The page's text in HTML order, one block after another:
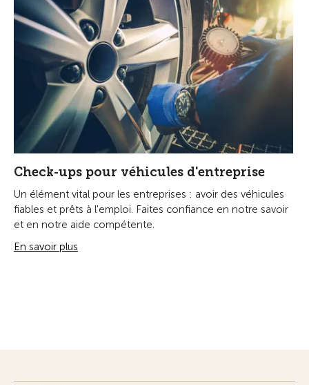
Check-ups pour véhicules d'entreprise
Un élément vital pour les entreprises : avoir des véhicules
fiables et prêts à l'emploi. Faites confiance en notre savoir
et en notre aide compétente.
En savoir plus